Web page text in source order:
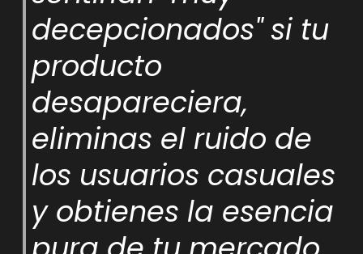
decepcionados" si tu
producto
desapareciera,
eliminas el ruido de
los usuarios casuales
y obtienes la esencia